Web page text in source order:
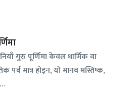
गुरु पूर्णिमा केवल धार्मिक वा
पर्व मात्र होइन, यो मानव मस्तिष्क,